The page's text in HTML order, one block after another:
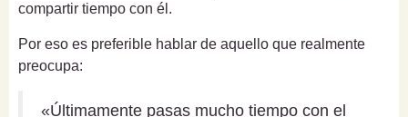
compartir tiempo con él.
Por eso es preferible hablar de aquello que realmente
preocupa:
«Últimamente pasas mucho tiempo con el